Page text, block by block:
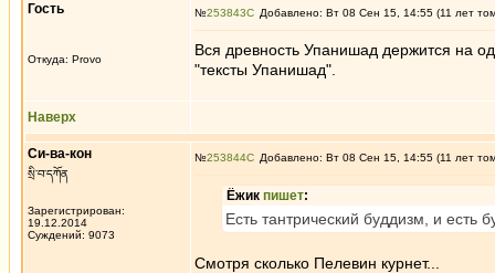
Гость
Откуда: Provo
№253843 Добавлено: Вт 08 Сен 15, 14:55 (11 лет
Вся древность Упанишад держится на
"тексты Упанишад".
Наверх
Си-ва-кон
སྲི་བ་དཀོན
Зарегистрирован:
19.12.2014
Суждений: 9073
№253844 Добавлено: Вт 08 Сен 15, 14:55 (11 лет
Ёжик пишет:
Есть тантрический буддизм, и есть
Смотря сколько Пелевин курнет...